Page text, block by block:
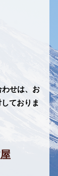
せは、 お
ておりま